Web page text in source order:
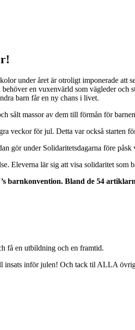
under året är otroligt imponerade
en vuxenvärld som vägleder och
barn får en ny chans i livet.
sålt massor av dem till förmån för
veckor för jul. Detta var också starten
gör under Solidaritetsdagarna före påsk
Eleverna lär sig att visa solidaritet
barnkonvention. Bland de 54
få en utbildning och en framtid.
inför julen! Och tack til ALLA